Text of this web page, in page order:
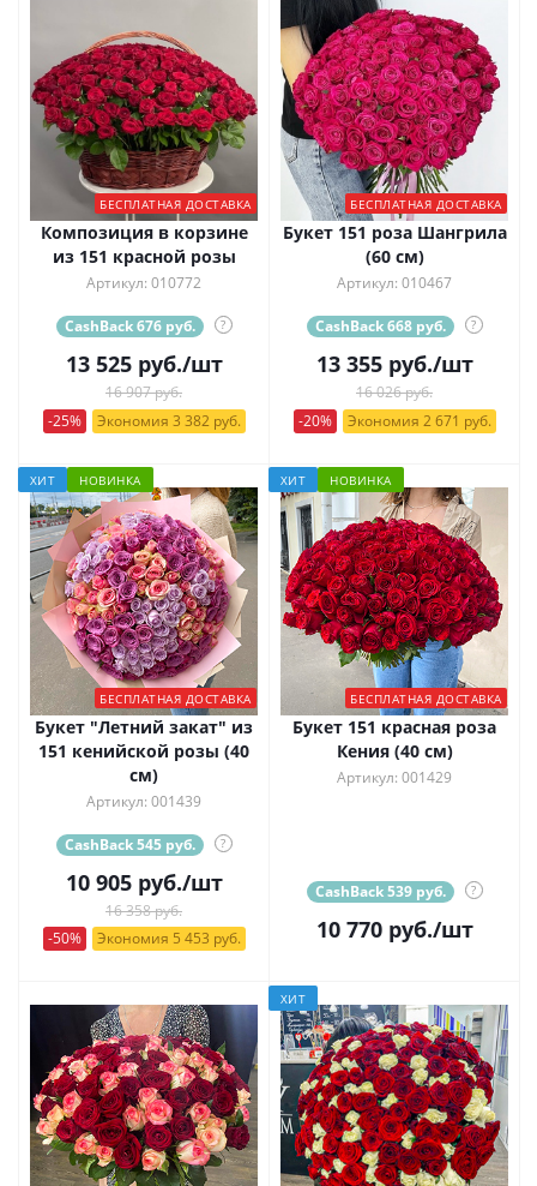
БЕСПЛАТНАЯ ДОСТАВКА
Композиция в корзине
из 151 красной розы
Артикул: 010772
CashBack 676 руб. ?
13 525руб./шт
16 907 руб.
-25%
Экономия 3 382 руб.
БЕСПЛАТНАЯ ДОСТАВКА
Букет 151 роза Шангрила
(60 см)
Артикул: 010467
CashBack 668 руб. ?
13 355руб./шт
16 026 руб.
-20%
Экономия 2 671 руб.
ХИТ НОВИНКА
БЕСПЛАТНАЯ ДОСТАВКА
Букет "Летний закат" из
151 кенийской розы (40
см)
Артикул: 001439
CashBack 545 руб. ?
10 905руб./шт
16 358 руб.
-50%
Экономия 5 453 руб.
ХИТ НОВИНКА
БЕСПЛАТНАЯ ДОСТАВКА
Букет 151 красная роза
Кения (40 см)
Артикул: 001429
CashBack 539 руб. ?
10 770руб./шт
ХИТ